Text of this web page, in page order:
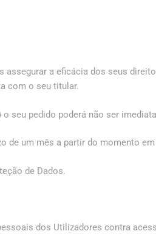
a eficácia dos seus
com o seu titular.
seu pedido poderá não ser
de um mês a partir do momento
de Dados.
dos Utilizadores contra